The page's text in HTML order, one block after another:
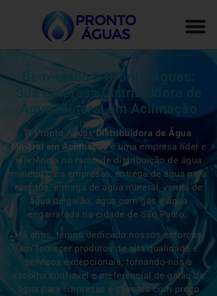
Bem-vindo à Pronto Águas:
Sua Empresa Distribuidora de
Água Mineral em Aclimação
A Pronto ÁguasDistribuidora de Água
Mineral em Aclimaçãoé uma empresa líder e
referência no ramo de distribuição de água
mineral para empresas, entrega de água para
eventos, entrega de água mineral, venda de
água de galão, água com gás e água
engarrafada na cidade de São Paulo.
Há anos, temos dedicado nossos esforços
em fornecer produtos de alta qualidade e
serviços excepcionais, tornando-nos a
escolha confiável e preferencial de galão de
água para empresas e clientes com preço